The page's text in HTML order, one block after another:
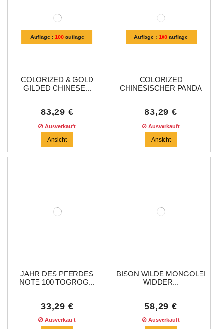
Auflage : 100auflage
COLORIZED & GOLD
GILDED CHINESE...
83,29 €
Ausverkauft
Ansicht
Auflage :100 auflage
COLORIZED
CHINESISCHER PANDA
83,29 €
Ausverkauft
Ansicht
JAHR DES PFERDES
NOTE 100 TOGROG...
33,29 €
Ausverkauft
BISON WILDE MONGOLEI
WIDDER...
58,29 €
Ausverkauft